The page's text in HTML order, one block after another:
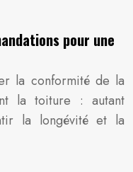
pour une
la conformité de la
la toiture : autant
la longévité et la